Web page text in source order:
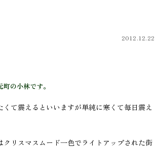
2012.12.22
の小林です。
くて震えるといいますが単純に寒くて毎日震え
クリスマスムード一色でライトアップされた街